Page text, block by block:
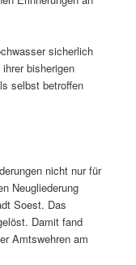
sicherlich
bisherigen
selbst betroffen
nicht nur für
Neugliederung
Soest. Das
Damit fand
Amtswehren am